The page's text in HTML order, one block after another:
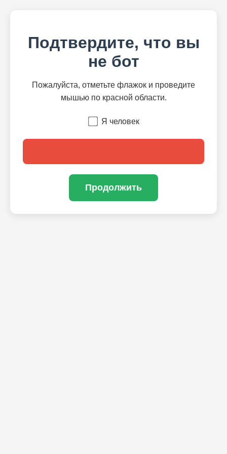
Подтвердите, что вы
не бот
Пожалуйста, отметьте флажок и проведите
мышью по красной области.
Я человек
Продолжить